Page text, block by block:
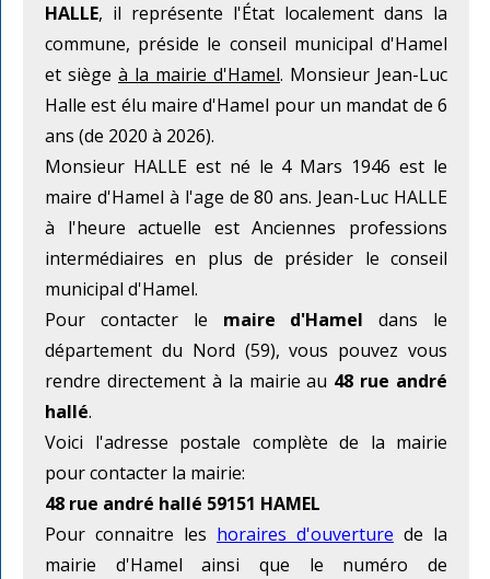
HALLE, il représente l'État localement dans la
commune, préside le conseil municipal d'Hamel
et siège à la mairie d'Hamel. Monsieur Jean-Luc
Halle est élu maire d'Hamel pour un mandat de 6
ans (de 2020 à 2026).
Monsieur HALLE est né le 4 Mars 1946 est le
maire d'Hamel à l'age de 80 ans. Jean-Luc HALLE
à l'heure actuelle est Anciennes professions
intermédiaires en plus de présider le conseil
municipal d'Hamel.
Pour contacter le maire d'Hamel dans le
département du Nord (59), vous pouvez vous
rendre directement à la mairie au 48 rue andré
hallé.
Voici l'adresse postale complète de la mairie
pour contacter la mairie:
48 rue andré hallé 59151 HAMEL
Pour connaitre les horaires d'ouverture de la
mairie d'Hamel ainsi que le numéro de